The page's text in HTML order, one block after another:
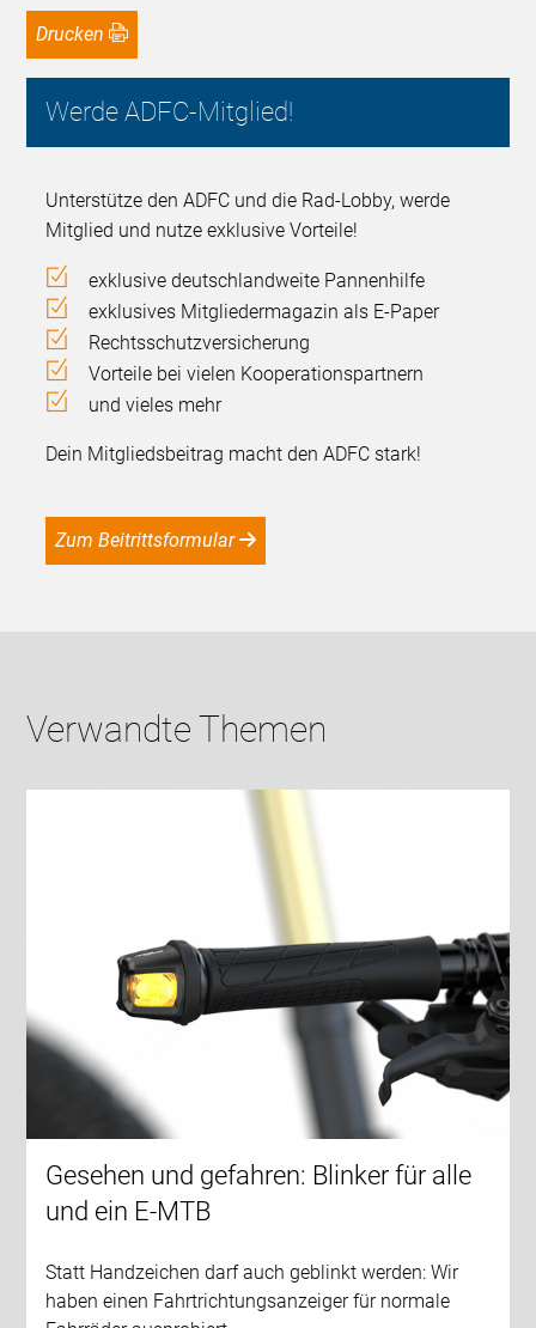
Drucken
Werde ADFC-Mitglied!
Unterstütze den ADFC und die Rad-Lobby, werde
Mitglied und nutze exklusive Vorteile!
exklusive deutschlandweite Pannenhilfe
exklusives Mitgliedermagazin als E-Paper
Rechtsschutzversicherung
Vorteile bei vielen Kooperationspartnern
und vieles mehr
Dein Mitgliedsbeitrag macht den ADFC stark!
Zum Beitrittsformular
Verwandte Themen
Gesehen und gefahren: Blinker für alle
und ein E-MTB
Statt Handzeichen darf auch geblinkt werden: Wir
haben einen Fahrtrichtungsanzeiger für normale